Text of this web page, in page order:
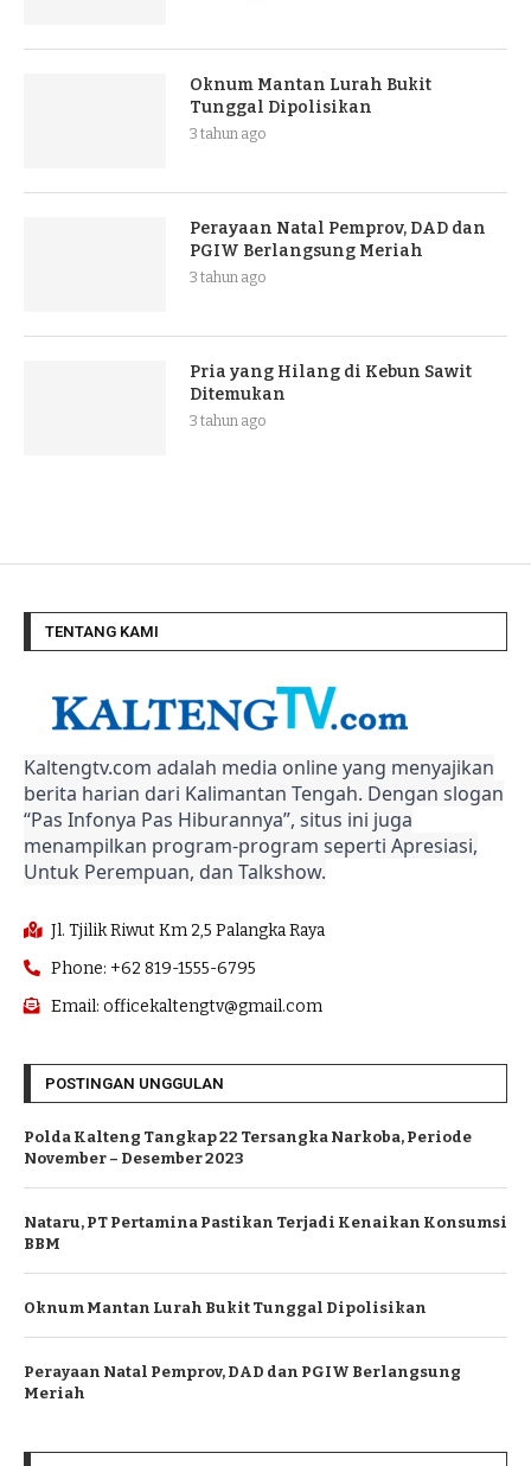
Oknum Mantan Lurah Bukit
Tunggal Dipolisikan
3 tahun ago
Perayaan Natal Pemprov, DAD dan
PGIW Berlangsung Meriah
3 tahun ago
Pria yang Hilang di Kebun Sawit
Ditemukan
3 tahun ago
TENTANG KAMI
Kaltengtv.com adalah media online yang menyajikan
berita harian dari Kalimantan Tengah. Dengan slogan
“Pas Infonya Pas Hiburannya”, situs ini juga
menampilkan program-program seperti Apresiasi,
Untuk Perempuan, dan Talkshow.
Jl. Tjilik Riwut Km 2,5 Palangka Raya
Phone: +62 819-1555-6795
Email: officekaltengtv@gmail.com
POSTINGAN UNGGULAN
Polda Kalteng Tangkap 22 Tersangka Narkoba, Periode
November – Desember 2023
Nataru, PT Pertamina Pastikan Terjadi Kenaikan Konsumsi
BBM
Oknum Mantan Lurah Bukit Tunggal Dipolisikan
Perayaan Natal Pemprov, DAD dan PGIW Berlangsung
Meriah